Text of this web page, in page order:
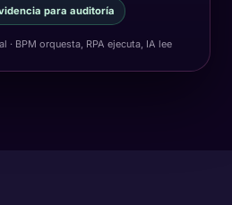
para auditoría
· BPM orquesta, RPA ejecuta, IA lee